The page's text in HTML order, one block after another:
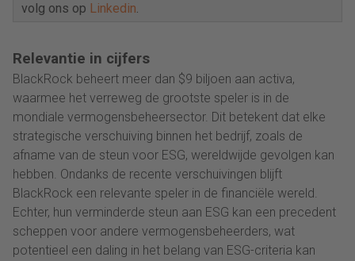
volg ons op Linkedin.
Relevantie in cijfers
BlackRock beheert meer dan $9 biljoen aan activa,
waarmee het verreweg de grootste speler is in de
mondiale vermogensbeheersector. Dit betekent dat elke
strategische verschuiving binnen het bedrijf, zoals de
afname van de steun voor ESG, wereldwijde gevolgen kan
hebben. Ondanks de recente verschuivingen blijft
BlackRock een relevante speler in de financiële wereld.
Echter, hun verminderde steun aan ESG kan een precedent
scheppen voor andere vermogensbeheerders, wat
potentieel een daling in het belang van ESG-criteria kan